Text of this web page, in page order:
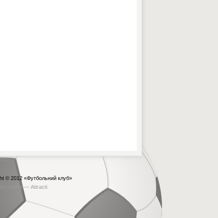
© 2012 «Футбольний клуб»
сайта — Attracti